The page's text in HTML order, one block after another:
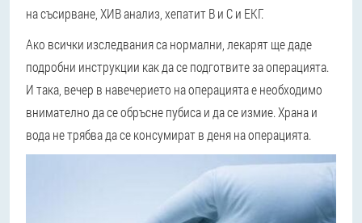
на съсирване, ХИВ анализ, хепатит В и С и ЕКГ.
Ако всички изследвания са нормални, лекарят ще даде
подробни инструкции как да се подготвите за операцията.
И така, вечер в навечерието на операцията е необходимо
внимателно да се обръсне пубиса и да се измие. Храна и
вода не трябва да се консумират в деня на операцията.